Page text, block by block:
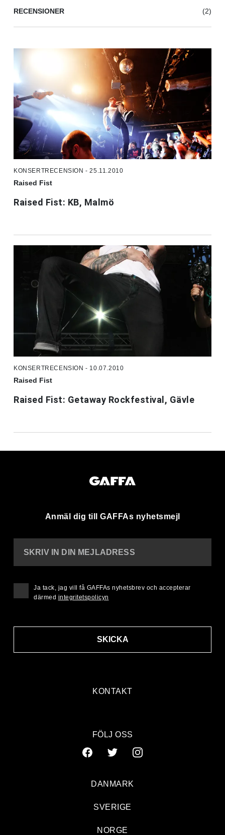
RECENSIONER (2)
KONSERTRECENSION - 25.11.2010
Raised Fist
Raised Fist: KB, Malmö
KONSERTRECENSION - 10.07.2010
Raised Fist
Raised Fist: Getaway Rockfestival, Gävle
Anmäl dig till GAFFAs nyhetsmejl
KONTAKT
SKRIV IN DIN MEJLADRESS
SKICKA
Ja tack, jag vill få GAFFAs nyhetsbrev och accepterar
därmed integritetspolicyn
FÖLJ OSS
DANMARK
SVERIGE
NORGE